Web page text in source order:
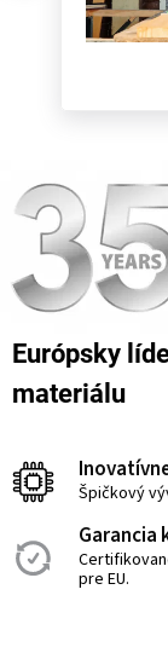
Európsky
materiálu
Špičkový
Garancia
pre EU.